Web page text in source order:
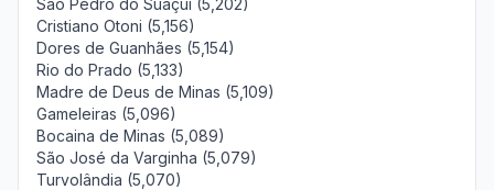
São Pedro do Suaçuí (5,202)
Cristiano Otoni (5,156)
Dores de Guanhães (5,154)
Rio do Prado (5,133)
Madre de Deus de Minas (5,109)
Gameleiras (5,096)
Bocaina de Minas (5,089)
São José da Varginha (5,079)
Turvolândia (5,070)